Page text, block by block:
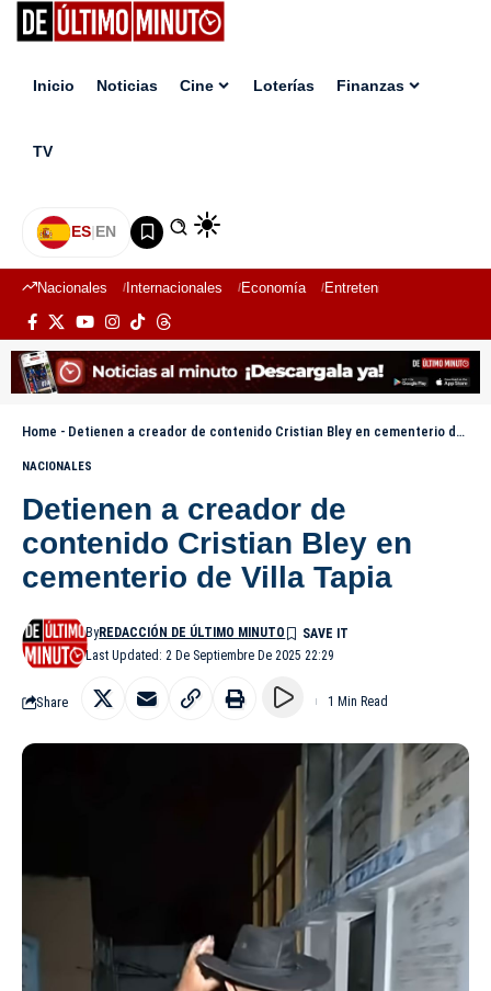
Inicio Noticias Cine Loterías Finanzas
TV
ES|EN
Nacionales Internacionales Economía Entretenimiento
Home - Detienen a creador de contenido Cristian Bley en cementerio de Villa Tapia
NACIONALES
Detienen a creador de
contenido Cristian Bley en
cementerio de Villa Tapia
Last Updated: 2 De Septiembre De 2025 22:29
ByREDACCIÓN DE ÚLTIMO MINUTO
Share 1 Min Read